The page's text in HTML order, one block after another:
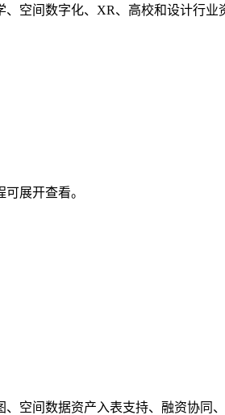
空间数字化、XR、高校和设计行业
展开查看。
空间数据资产入表支持、融资协同